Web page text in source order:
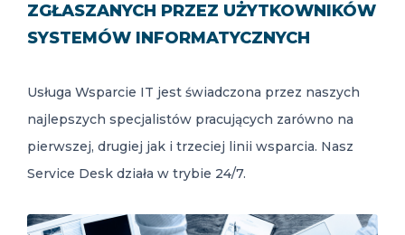
PL
ZGŁASZANYCH PRZEZ UŻYTKOWNIKÓW
SYSTEMÓW INFORMATYCZNYCH
Usługa Wsparcie IT jest świadczona przez naszych
najlepszych specjalistów pracujących zarówno na
pierwszej, drugiej jak i trzeciej linii wsparcia. Nasz
Service Desk działa w trybie 24/7.